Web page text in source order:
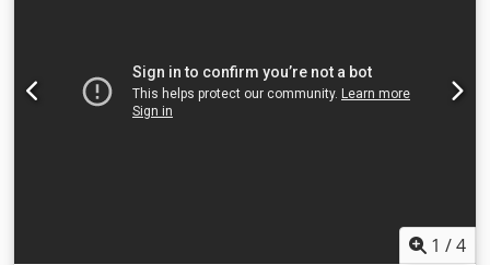
herkömmlichen Luftpolsterfolie benötigen. Dank
automatischer Längensteuerung und optionalem
Wickelmodus kann die V540E sowohl lose Polsterstücke
Papierfüllsysteme ihrer Klasse. Sie verarbeitet breite
1 /4